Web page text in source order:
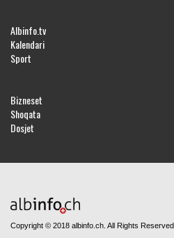
Albinfo.tv
Kalendari
Sport
Bizneset
Shoqata
Dosjet
Copyright © 2018 albinfo.ch. All Rights Reserved.